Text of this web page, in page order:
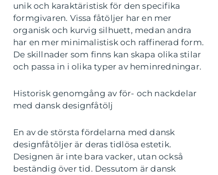
unik och karaktäristisk för den specifika
formgivaren. Vissa fåtöljer har en mer
organisk och kurvig silhuett, medan andra
har en mer minimalistisk och raffinerad form.
De skillnader som finns kan skapa olika stilar
och passa in i olika typer av heminredningar.
Historisk genomgång av för- och nackdelar
med dansk designfåtölj
En av de största fördelarna med dansk
designfåtöljer är deras tidlösa estetik.
Designen är inte bara vacker, utan också
beständig över tid. Dessutom är dansk